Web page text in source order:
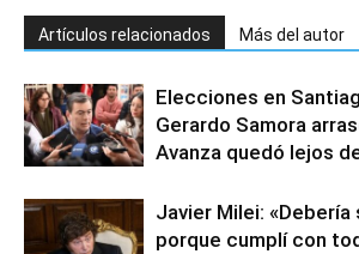
Artículos relacionados Más del autor
Elecciones en
Gerardo Samora
Avanza quedó lejos
Javier Milei:
porque cumplí con